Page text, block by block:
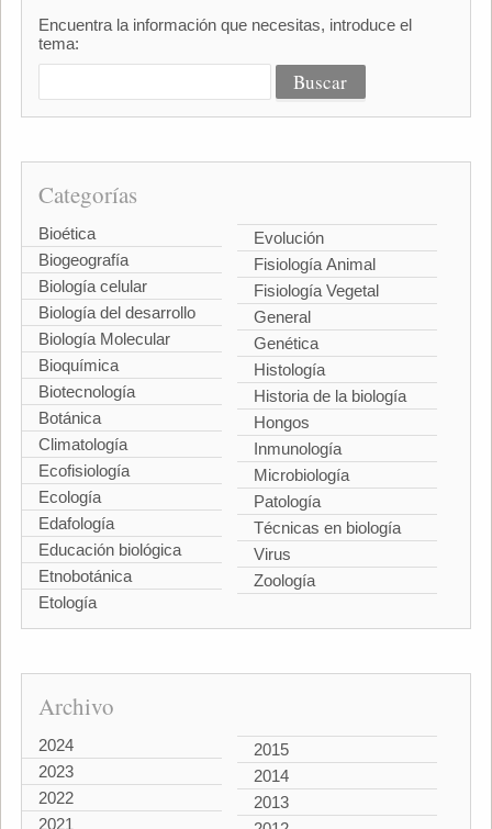
Encuentra la información que necesitas, introduce el
tema:
Categorías
Bioética
Biogeografía
Biología celular
Biología del desarrollo
Biología Molecular
Bioquímica
Biotecnología
Botánica
Climatología
Ecofisiología
Ecología
Edafología
Educación biológica
Etnobotánica
Etología
Evolución
Fisiología Animal
Fisiología Vegetal
General
Genética
Histología
Historia de la biología
Hongos
Inmunología
Microbiología
Patología
Técnicas en biología
Virus
Zoología
Archivo
2024
2023
2022
2021
2015
2014
2013